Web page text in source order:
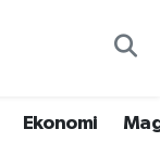
Ekonomi